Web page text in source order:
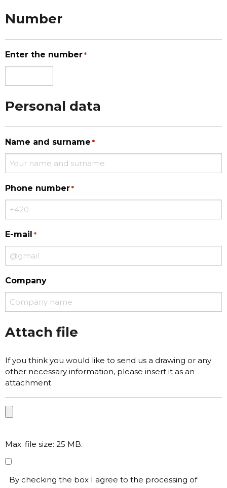
Number
Enter the number *
Personal data
Name and surname *
Phone number *
E-mail *
Company
Attach file
If you think you would like to send us a drawing or any
other necessary information, please insert it as an
attachment.
Max. file size: 25 MB.
By
checking
By checking the box I agree to the processing of